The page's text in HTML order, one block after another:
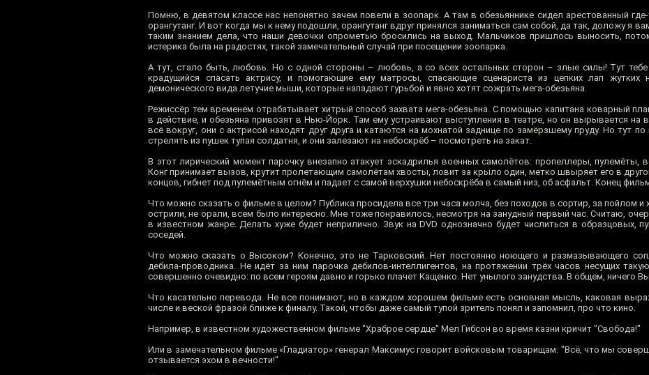
Помню, в девятом классе нас непонятно зачем повели в зоопарк. А там в обезьяннике сидел арестованный
орангутанг. И вот когда мы к нему подошли, орангутанг вдруг принялся заниматься сам собой, да так, доложу я
таким знанием дела, что наши девочки опрометью бросились на выход. Мальчиков пришлось выносить,
истерика была на радостях, такой замечательный случай при посещении зоопарка.
А тут, стало быть, любовь. Но с одной стороны – любовь, а со всех остальных сторон – злые силы! Тут тебе
крадущийся спасать актрису, и помогающие ему матросы, спасающие сценариста из цепких лап жутких
демонического вида летучие мыши, которые нападают гурьбой и явно хотят сожрать мега-обезьяна.
Режиссёр тем временем отрабатывает хитрый способ захвата мега-обезьяна. С помощью капитана коварный
в действие, и обезьяна привозят в Нью-Йорк. Там ему устраивают выступления в театре, но он вырывается на
всё вокруг, они с актрисой находят друг друга и катаются на мохнатой заднице по замёрзшему пруду. Но тут по
стрелять из пушек тупая солдатня, и они залезают на небоскрёб – посмотреть на закат.
В этот лирический момент парочку внезапно атакует эскадрилья военных самолётов: пропеллеры, пулемёты,
Конг принимает вызов, крутит пролетающим самолётам хвосты, ловит за крыло один, метко швыряет его в
концов, гибнет под пулемётным огнём и падает с самой верхушки небоскрёба в самый низ, об асфальт. Конец
Что можно сказать о фильме в целом? Публика просидела все три часа молча, без походов в сортир, за пойлом
острили, не орали, всем было интересно. Мне тоже понравилось, несмотря на занудный первый час. Считаю,
в известном жанре. Делать хуже будет неприлично. Звук на DVD однозначно будет числиться в образцовых,
соседей.
Что можно сказать о Высоком? Конечно, это не Тарковский. Нет постоянно ноющего и размазывающего
дебила-проводника. Не идёт за ним парочка дебилов-интеллигентов, на протяжении трёх часов несущих
совершенно очевидно: по всем героям давно и горько плачет Кащенко. Нет унылого занудства. В общем, ничего
Что касательно перевода. Не все понимают, но в каждом хорошем фильме есть основная мысль, каковая
числе и веской фразой ближе к финалу. Такой, чтобы даже самый тупой зритель понял и запомнил, про что кино.
Например, в известном художественном фильме "Храброе сердце" Мел Гибсон во время казни кричит "Свобода!"
Или в замечательном фильме «Гладиатор» генерал Максимус говорит войсковым товарищам: "Всё, что мы
отзывается эхом в вечности!"